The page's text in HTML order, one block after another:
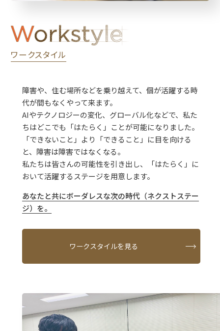
ワークスタイル
障害や、住む場所などを乗り越えて、 個が活躍する時
代が間もなくやって来ます。
AIやテクノロジーの変化、グローバル化などで、 私た
ちはどこでも「はたらく」ことが可能になりました。
「できないこと」より「できること」に目を向ける
と、 障害は障害ではなくなる。
私たちは皆さんの可能性を引き出し、
「はたらく」に
おいて活躍するステージを用意します。
あなたと共にボーダレスな次の時代（ネクストステー
ジ）を。
ワークスタイルを見る